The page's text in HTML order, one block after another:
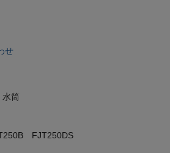
品）
せ
水筒
FJT250DS